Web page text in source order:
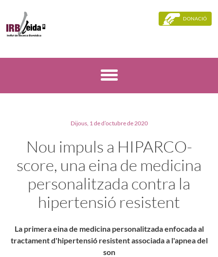
DONACIÓ
Dijous, 1 de d’octubre de 2020
Nou impuls a HIPARCO-
score, una eina de medicina
personalitzada contra la
hipertensió resistent
La primera eina de medicina personalitzada enfocada al
tractament d'hipertensió resistent associada a l'apnea del
son